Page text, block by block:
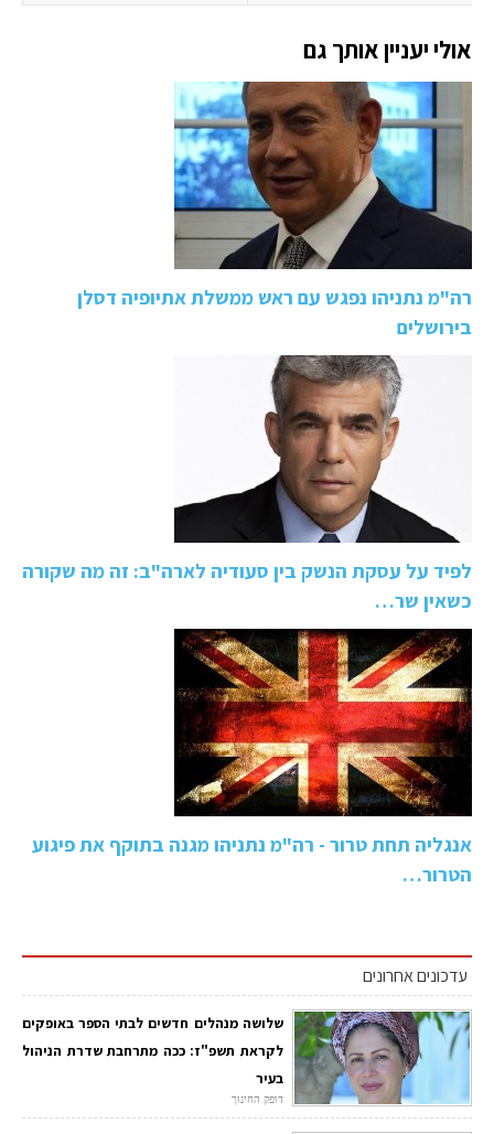
אולי יעניין אותך גם
רה"מ נתניהו נפגש עם ראש ממשלת אתיופיה דסלן
בירושלים
לפיד על עסקת הנשק בין סעודיה לארה"ב: זה מה שקורה
כשאין שר…
אנגליה תחת טרור - רה"מ נתניהו מגנה בתוקף את פיגוע
הטרור…
עדכונים אחרונים
שלושה מנהלים חדשים לבתי הספר באופקים
לקראת תשפ"ז: ככה מתרחבת שדרת הניהול
בעיר
דופק החינוך